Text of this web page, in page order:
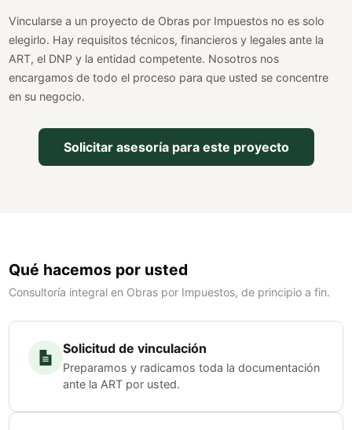
Vincularse a un proyecto de Obras por Impuestos no es solo
elegirlo. Hay requisitos técnicos, financieros y legales ante la
ART, el DNP y la entidad competente. Nosotros nos
encargamos de todo el proceso para que usted se concentre
en su negocio.
Solicitar asesoría para este proyecto
Qué hacemos por usted
Consultoría integral en Obras por Impuestos, de principio a fin.
Solicitud de vinculación
Preparamos y radicamos toda la documentación
ante la ART por usted.